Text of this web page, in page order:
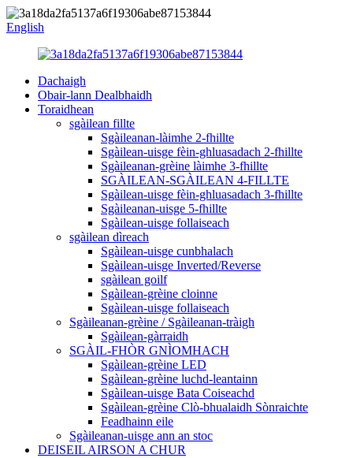
English
Dachaigh
Obair-lann Dealbhaidh
Toraidhean
sgàilean fillte
Sgàileanan-làimhe 2-fhillte
Sgàilean-uisge fèin-ghluasadach 2-fhillte
Sgàileanan-grèine làimhe 3-fhillte
SGÀILEAN-SGÀILEAN 4-FILLTE
Sgàilean-uisge fèin-ghluasadach 3-fhillte
Sgàileanan-uisge 5-fhillte
Sgàilean-uisge follaiseach
sgàilean dìreach
Sgàilean-uisge cunbhalach
Sgàilean-uisge Inverted/Reverse
sgàilean goilf
Sgàilean-grèine cloinne
Sgàilean-uisge follaiseach
Sgàileanan-grèine / Sgàileanan-tràigh
Sgàilean-gàrraidh
SGÀIL-FHÒR GNÌOMHACH
Sgàilean-grèine LED
Sgàilean-grèine luchd-leantainn
Sgàilean-uisge Bata Coiseachd
Sgàilean-grèine Clò-bhualaidh Sònraichte
Feadhainn eile
Sgàileanan-uisge ann an stoc
DEISEIL AIRSON A CHUR